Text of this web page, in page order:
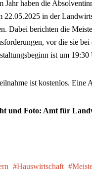
Jahr haben die
22.05.2025 in der
Dabei berichten die
vor die sie
ist um 19:30
ist kostenlos. Eine
und Foto: Amt für
Hauswirtschaft